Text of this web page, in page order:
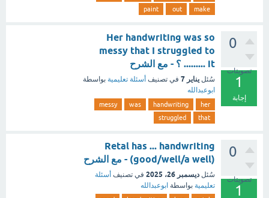
make
out
paint
0
تصويتات
1
إجابة
Her handwriting was so
messy that I struggled to
......... it ؟ - مع الشرح
سُئل يناير 7 في تصنيف أسئلة تعليمية بواسطة
ابوعبدالله
her
handwriting
was
messy
that
struggled
0
تصويتات
1
Retal has ... handwriting
(good/well/a well) - مع الشرح
سُئل ديسمبر 26، 2025 في تصنيف أسئلة
تعليمية بواسطة ابوعبدالله